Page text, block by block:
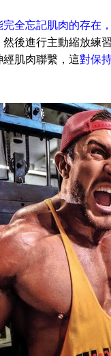
全忘記肌肉的存在
然後進行主動縮放練
經肌肉聯繫，這對保